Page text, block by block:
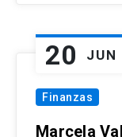
20 JUN
Finanzas
Marcela